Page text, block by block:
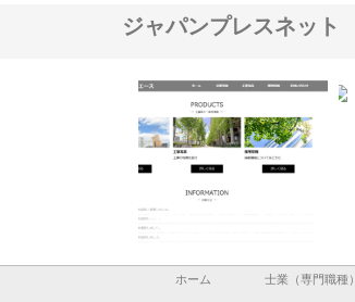
ジャパンプレスネット
イトが提供する充実した情報内
ホーム 士業（専門職種）